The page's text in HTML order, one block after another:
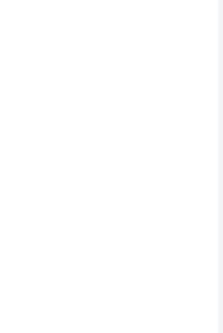
micron lọc sạch vi
sử dụng.